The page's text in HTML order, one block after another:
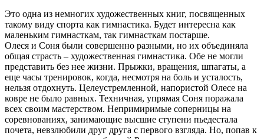
Это одна из немногих художественных книг, посвященных
такому виду спорта как гимнастика. Будет интересна как
маленьким гимнасткам, так гимнасткам постарше.
Олеся и Соня были совершенно разными, но их объединяла
общая страсть – художественная гимнастика. Обе не могли
представить без нее жизни. Прыжки, вращения, шпагаты, а
еще часы тренировок, когда, несмотря на боль и усталость,
нельзя отдохнуть. Целеустремленной, напористой Олесе на
ковре не было равных. Техничная, упрямая Соня поражала
всех своим мастерством. Непримиримые соперницы на
соревнованиях, занимающие высшие ступени пьедестала
почета, невзлюбили друг друга с первого взгляда. Но, попав к